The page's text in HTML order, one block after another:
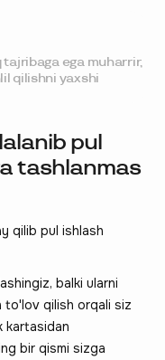
pul
tashlanmas
qilib pul ishlash
balki ularni
to'lov qilish orqali siz
kartasidan
bir qismi sizga
ega muharrir,
qilishni yaxshi